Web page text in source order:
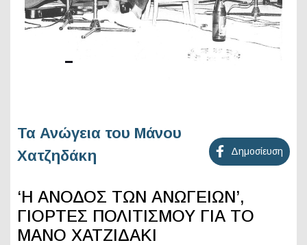
Τα Ανώγεια του Μάνου
Χατζηδάκη
Δημοσίευση
‘Η ΑΝΟΔΟΣ ΤΩΝ ΑΝΩΓΕΙΩΝ’,
ΓΙΟΡΤΕΣ ΠΟΛΙΤΙΣΜΟΥ ΓΙΑ ΤΟ
ΜΑΝΟ ΧΑΤΖΙΔΑΚΙ